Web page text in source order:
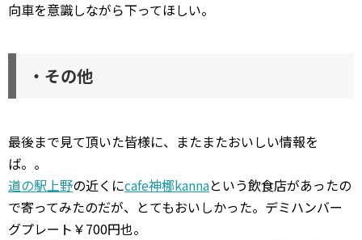
向車を意識しながら下ってほしい。
・その他
最後まで見て頂いた皆様に、またまたおいしい情報を
ば。。
道の駅上野の近くにcafe神梛kannaという飲食店があったの
で寄ってみたのだが、とてもおいしかった。デミハンバー
グプレート￥700円也。